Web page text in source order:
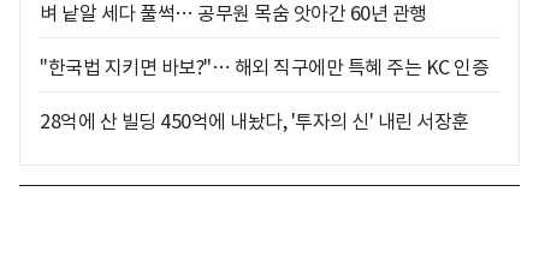
벼 낱알 세다 풀썩… 공무원 목숨 앗아간 60년 관행
"한국법 지키면 바보?"… 해외 직구에만 특혜 주는 KC 인증
28억에 산 빌딩 450억에 내놨다, '투자의 신' 내린 서장훈